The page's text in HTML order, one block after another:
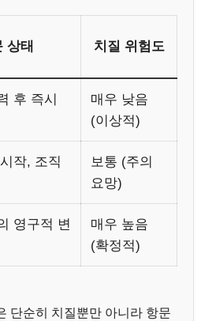
상태 치질 위험도
후 즉시
매우 낮음
(이상적)
작, 조직
보통 (주의
요망)
영구적 변
매우 높음
(확정적)
단순히 치질뿐만 아니라 항문